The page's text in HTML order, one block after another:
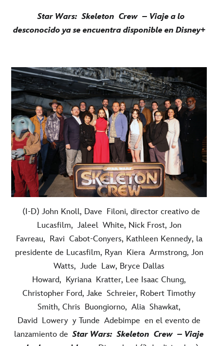
Star Wars: Skeleton Crew – Viaje a lo
desconocido ya se encuentra disponible en Disney+
(I-D) John Knoll, Dave Filoni, director creativo de
Lucasfilm, Jaleel White, Nick Frost, Jon
Favreau, Ravi Cabot-Conyers, Kathleen Kennedy, la
presidente de Lucasfilm, Ryan Kiera Armstrong, Jon
Watts, Jude Law, Bryce Dallas
Howard, Kyriana Kratter, Lee Isaac Chung,
Christopher Ford, Jake Schreier, Robert Timothy
Smith, Chris Buongiorno, Alia Shawkat,
David Lowery y Tunde Adebimpe en el evento de
lanzamiento de Star Wars: Skeleton Crew – Viaje